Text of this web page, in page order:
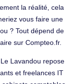
la réalité, cela
vous faire une
? Tout dépend de
sur Compteo.fr.
Lavandou repose
et freelances IT